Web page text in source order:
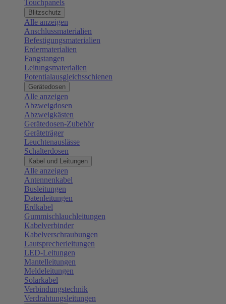
Touchpanels
Blitzschutz
Alle anzeigen
Anschlussmaterialien
Befestigungsmaterialien
Erdermaterialien
Fangstangen
Leitungsmaterialien
Potentialausgleichsschienen
Gerätedosen
Alle anzeigen
Abzweigdosen
Abzweigkästen
Gerätedosen-Zubehör
Geräteträger
Leuchtenauslässe
Schalterdosen
Kabel und Leitungen
Alle anzeigen
Antennenkabel
Busleitungen
Datenleitungen
Erdkabel
Gummischlauchleitungen
Kabelverbinder
Kabelverschraubungen
Lautsprecherleitungen
LED-Leitungen
Mantelleitungen
Meldeleitungen
Solarkabel
Verbindungstechnik
Verdrahtungsleitungen